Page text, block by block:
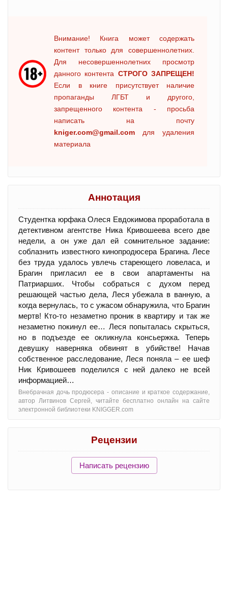
Внимание! Книга может содержать
контент только для совершеннолетних.
Для несовершеннолетних просмотр
данного контента СТРОГО ЗАПРЕЩЕН!
Если в книге присутствует наличие
пропаганды ЛГБТ и другого,
запрещенного контента - просьба
написать на почту
kniger.com@gmail.com для удаления
материала
Аннотация
Студентка юрфака Олеся Евдокимова проработала в
детективном агентстве Ника Кривошеева всего две
недели, а он уже дал ей сомнительное задание:
соблазнить известного кинопродюсера Брагина. Лесе
без труда удалось увлечь стареющего ловеласа, и
Брагин пригласил ее в свои апартаменты на
Патриарших. Чтобы собраться с духом перед
решающей частью дела, Леся убежала в ванную, а
когда вернулась, то с ужасом обнаружила, что Брагин
мертв! Кто-то незаметно проник в квартиру и так же
незаметно покинул ее… Леся попыталась скрыться,
но в подъезде ее окликнула консьержка. Теперь
девушку наверняка обвинят в убийстве! Начав
собственное расследование, Леся поняла – ее шеф
Ник Кривошеев поделился с ней далеко не всей
информацией…
Внебрачная дочь продюсера - oписание и краткое содержание,
автор Литвинов Сергей, читайте бесплатно онлайн на сайте
электронной библиотеки KNIGGER.com
Рецензии
Написать рецензию